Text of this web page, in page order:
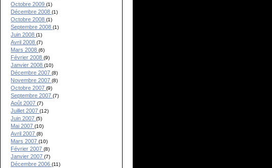
Octobre 2009(1)
Décembre 2008(1)
Octobre 2008(1)
Septembre 2008(1)
Juin 2008(1)
Avril 2008(7)
Mars 2008(6)
Février 2008(9)
Janvier 2008(10)
Décembre 2007(8)
Novembre 2007(8)
Octobre 2007(9)
Septembre 2007(7)
Août 2007(7)
Juillet 2007(12)
Juin 2007(5)
Mai 2007(10)
Avril 2007(8)
Mars 2007(10)
Février 2007(8)
Janvier 2007(7)
Décembre 2006(11)